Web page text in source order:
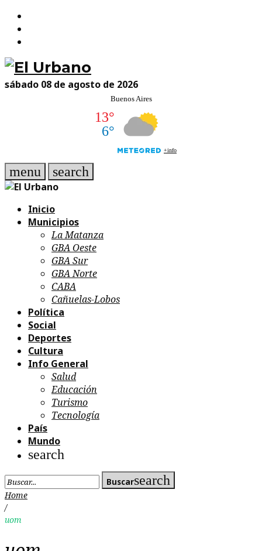
Skip
content
sábado 08 de agosto de 2026
menu search
Inicio
Municipios
La Matanza
GBA Oeste
GBA Sur
GBA Norte
CABA
Cañuelas-Lobos
Política
Social
Deportes
Cultura
Info General
Salud
Educación
Turismo
Tecnología
País
Mundo
search
Search
for:
Buscarsearch
Home
/
uom
Etiqueta: